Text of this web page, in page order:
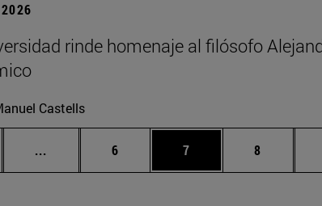
rinde homenaje al filósofo
Castells
... Páginas intermedias Use TAB para
Página
6 Página
7 Página
8